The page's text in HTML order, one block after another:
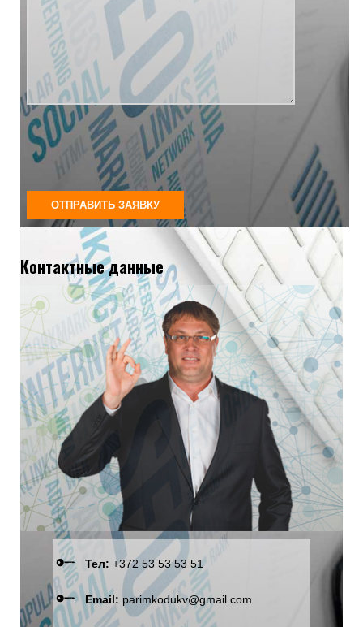
Контактные данные
Тел: +372 53 53 53 51
Email: parimkodukv@gmail.com